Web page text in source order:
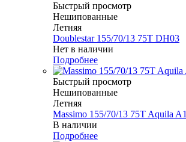
Быстрый просмотр
Нешипованные
Летняя
Doublestar 155/70/13 75T DH03
Нет в наличии
Подробнее
Быстрый просмотр
Нешипованные
Летняя
Massimo 155/70/13 75T Aquila A1
В наличии
Подробнее